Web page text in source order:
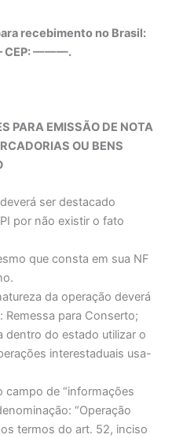
recebimento no Brasil:
– CEP: ———.
PARA EMISSÃO DE NOTA
OU BENS
ser destacado
por não existir o fato
que consta em sua NF
da operação deverá
para Conserto;
dentro do estado utilizar o
interestaduais usa-
campo de “informações
“Operação
termos do art. 52, inciso